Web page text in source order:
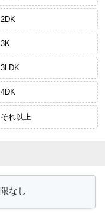
2DK
3K
3LDK
4DK
それ以上